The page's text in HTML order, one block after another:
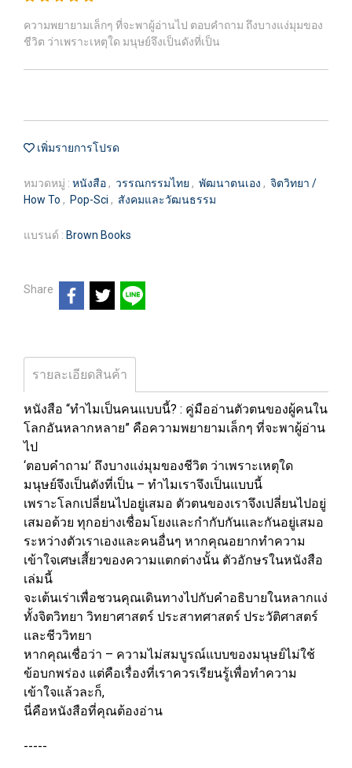
ความพยายามเล็กๆ ที่จะพาผู้อ่านไป ตอบคำถาม ถึงบางแง่มุมของ
ชีวิต ว่าเพราะเหตุใด มนุษย์จึงเป็นดังที่เป็น
เพิ่มรายการโปรด
หมวดหมู่ : หนังสือ , วรรณกรรมไทย , พัฒนาตนเอง , จิตวิทยา /
How To , Pop-Sci , สังคมและวัฒนธรรม
แบรนด์ : Brown Books
Share
รายละเอียดสินค้า
หนังสือ “ทำไมเป็นคนแบบนี้? : คู่มืออ่านตัวตนของผู้คนใน
โลกอันหลากหลาย” คือความพยายามเล็กๆ ที่จะพาผู้อ่าน
ไป
‘ตอบคำถาม’ ถึงบางแง่มุมของชีวิต ว่าเพราะเหตุใด
มนุษย์จึงเป็นดังที่เป็น – ทำไมเราจึงเป็นแบบนี้
เพราะโลกเปลี่ยนไปอยู่เสมอ ตัวตนของเราจึงเปลี่ยนไปอยู่
เสมอด้วย ทุกอย่างเชื่อมโยงและกำกับกันและกันอยู่เสมอ
ระหว่างตัวเราเองและคนอื่นๆ หากคุณอยากทำความ
เข้าใจเศษเสี้ยวของความแตกต่างนั้น ตัวอักษรในหนังสือ
เล่มนี้
จะเต้นเร่าเพื่อชวนคุณเดินทางไปกับคำอธิบายในหลากแง่
ทั้งจิตวิทยา วิทยาศาสตร์ ประสาทศาสตร์ ประวัติศาสตร์
และชีววิทยา
หากคุณเชื่อว่า – ความไม่สมบูรณ์แบบของมนุษย์ไม่ใช้
ข้อบกพร่อง แต่คือเรื่องที่เราควรเรียนรู้เพื่อทำความ
เข้าใจแล้วละก็,
นี่คือหนังสือที่คุณต้องอ่าน
-----